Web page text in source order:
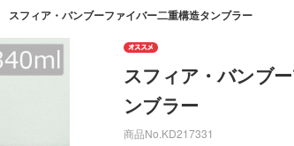
スフィア・バンブーファイバー二重構造タンブラー
スフィア・バンブ
ンブラー
商品No. KD217331